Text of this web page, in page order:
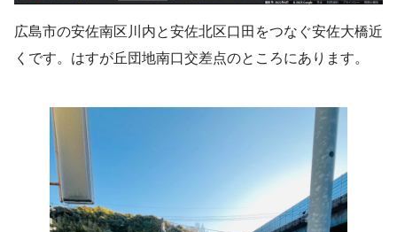
広島市の安佐南区川内と安佐北区口田をつなぐ安佐大橋近
くです。はすが丘団地南口交差点のところにあります。